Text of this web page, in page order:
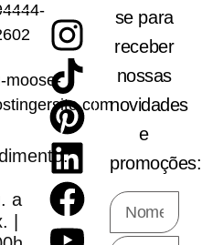
moose-
a
|
se para
receber
nossas
novidades
e
promoções: